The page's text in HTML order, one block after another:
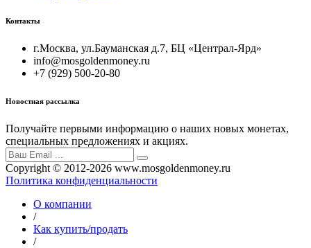
Контакты
г.Москва, ул.Бауманская д.7, БЦ «Централ-Ярд»
info@mosgoldenmoney.ru
+7 (929) 500-20-80
Новостная рассылка
Получайте первыми информацию о наших новых монетах,
специальных предложениях и акциях.
Copyright © 2012-2026 www.mosgoldenmoney.ru
Политика конфиденциальности
О компании
/
Как купить/продать
/